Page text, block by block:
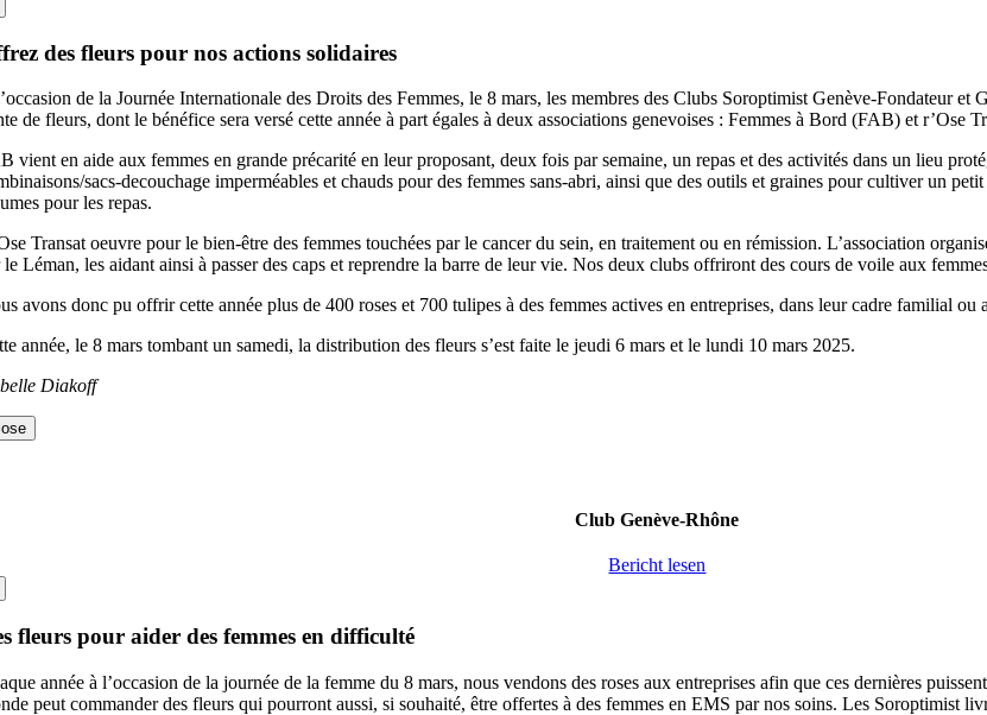
des fleurs pour nos actions solidaires
de la Journée Internationale des Droits des Femmes, le 8 mars, les membres des Clubs Soroptimist Genève-Fondateur
de fleurs, dont le bénéfice sera versé cette année à part égales à deux associations genevoises : Femmes à Bord (FAB) et r’Ose
vient en aide aux femmes en grande précarité en leur proposant, deux fois par semaine, un repas et des activités dans un lieu
sacs-decouchage imperméables et chauds pour des femmes sans-abri, ainsi que des outils et graines pour cultiver un
pour les repas.
Transat oeuvre pour le bien-être des femmes touchées par le cancer du sein, en traitement ou en rémission. L’association
le Léman, les aidant ainsi à passer des caps et reprendre la barre de leur vie. Nos deux clubs offriront des cours de voile aux
avons donc pu offrir cette année plus de 400 roses et 700 tulipes à des femmes actives en entreprises, dans leur cadre familial ou
année, le 8 mars tombant un samedi, la distribution des fleurs s’est faite le jeudi 6 mars et le lundi 10 mars 2025.
Diakoff
Club Genève-Rhône
Bericht lesen
fleurs pour aider des femmes en difficulté
année à l’occasion de la journée de la femme du 8 mars, nous vendons des roses aux entreprises afin que ces dernières
peut commander des fleurs qui pourront aussi, si souhaité, être offertes à des femmes en EMS par nos soins. Les Soroptimist